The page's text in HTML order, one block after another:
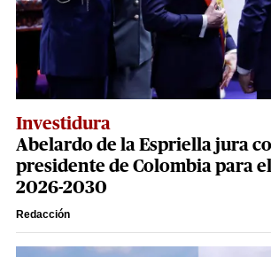
Investidura
Abelardo de la Espriella jura
presidente de Colombia para
2026-2030
Redacción